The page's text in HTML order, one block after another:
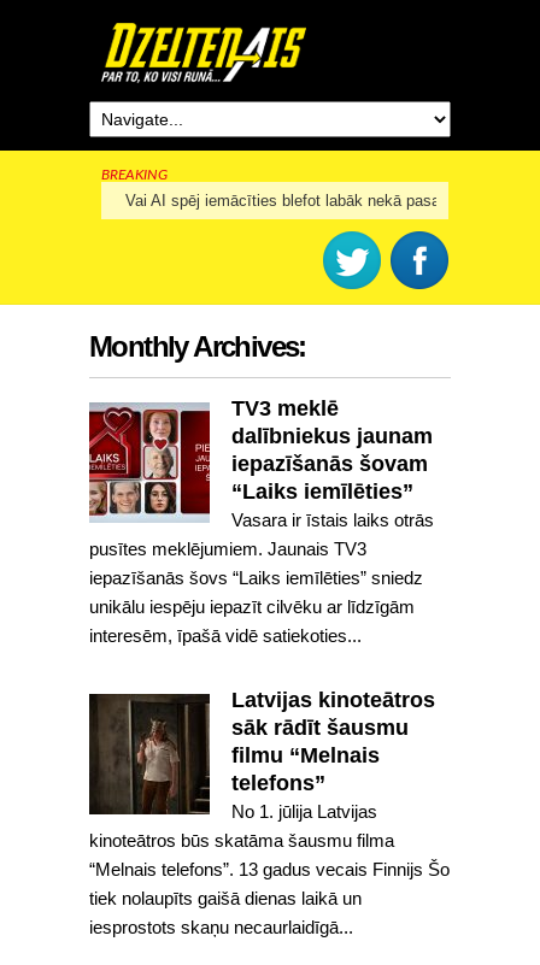
BREAKING
Rīga šogad svinēs 825. dzimšanas dienu
Monthly Archives:
TV3 meklē
dalībniekus jaunam
iepazīšanās šovam
“Laiks iemīlēties”
Vasara ir īstais laiks otrās
pusītes meklējumiem. Jaunais TV3
iepazīšanās šovs “Laiks iemīlēties” sniedz
unikālu iespēju iepazīt cilvēku ar līdzīgām
interesēm, īpašā vidē satiekoties...
Latvijas kinoteātros
sāk rādīt šausmu
filmu “Melnais
telefons”
No 1. jūlija Latvijas
kinoteātros būs skatāma šausmu filma
“Melnais telefons”. 13 gadus vecais Finnijs Šo
tiek nolaupīts gaišā dienas laikā un
iesprostots skaņu necaurlaidīgā...